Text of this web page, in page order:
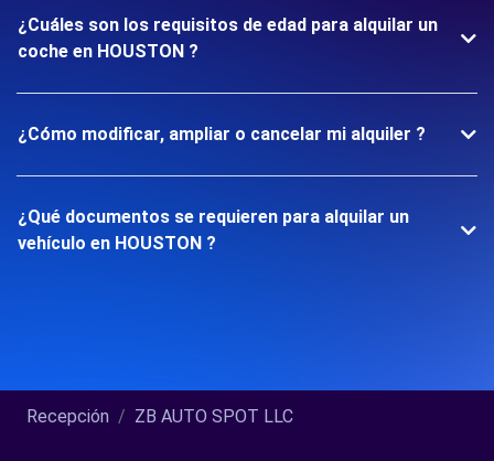
¿Cuáles son los requisitos de edad para alquilar un
coche en HOUSTON ?
¿Cómo modificar, ampliar o cancelar mi alquiler ?
¿Qué documentos se requieren para alquilar un
vehículo en HOUSTON ?
Recepción ZB AUTO SPOT LLC